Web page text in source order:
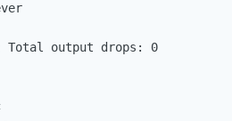
Total output drops: 0